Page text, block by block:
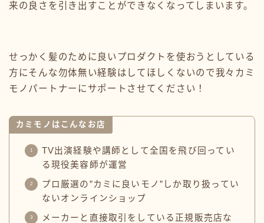
来の良さを引き出すことができなくなってしまいます。
せっかく髪のために良いプロダクトを使おうとしている
方にそんな勿体無い経験はしてほしくないので我々カミ
モノパートナーにサポートさせてください！
カミモノはこんなお店
TV出演経験や講師として全国を飛び回ってい
る現役美容師が運営
プロ厳選の”カミに良いモノ”しか取り扱ってい
ないオンラインショップ
メーカーと直接取引をしている正規販売店な